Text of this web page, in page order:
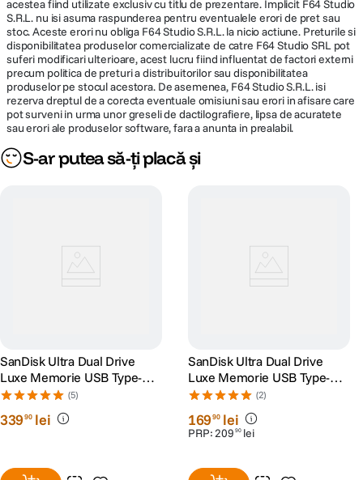
acestea fiind utilizate exclusiv cu titlu de prezentare. Implicit F64 Studio
S.R.L. nu isi asuma raspunderea pentru eventualele erori de pret sau
stoc. Aceste erori nu obliga F64 Studio S.R.L. la nicio actiune. Preturile si
disponibilitatea produselor comercializate de catre F64 Studio SRL pot
suferi modificari ulterioare, acest lucru fiind influentat de factori externi
precum politica de preturi a distribuitorilor sau disponibilitatea
produselor pe stocul acestora. De asemenea, F64 Studio S.R.L. isi
rezerva dreptul de a corecta eventuale omisiuni sau erori in afisare care
pot surveni in urma unor greseli de dactilografiere, lipsa de acuratete
sau erori ale produselor software, fara a anunta in prealabil.
S-ar putea să-ți placă și
SanDisk Ultra Dual Drive
Luxe Memorie USB Type-C
256 GB
(5)
33990 lei
SanDisk Ultra Dual Drive
Luxe Memorie USB Type-C
128 GB USB (2)
16990 lei
PRP:209 90 lei